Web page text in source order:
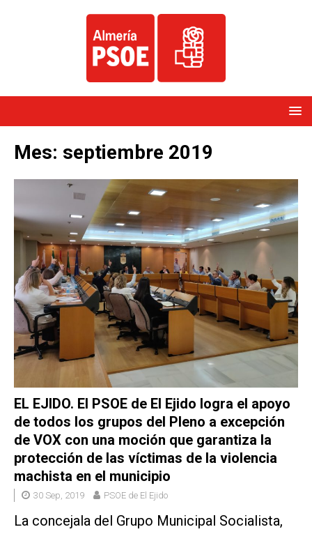
Mes: septiembre 2019
EL EJIDO. El PSOE de El Ejido logra el apoyo
de todos los grupos del Pleno a excepción
de VOX con una moción que garantiza la
protección de las víctimas de la violencia
machista en el municipio
30 Sep, 2019 PSOE de El Ejido
La concejala del Grupo Municipal Socialista,